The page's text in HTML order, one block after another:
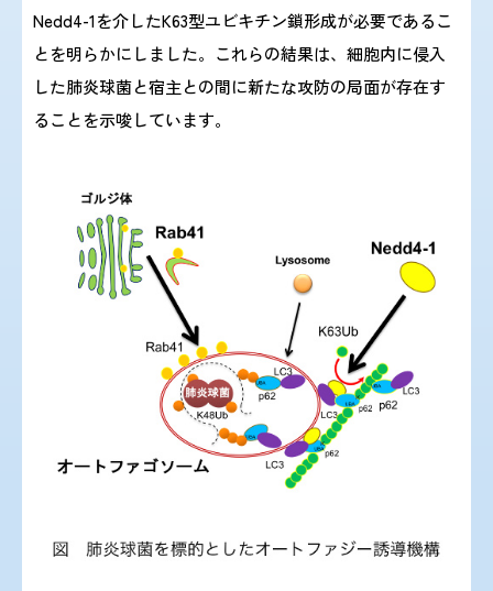
Nedd4-1を介したK63型ユビキチン鎖形成が必要であるこ
とを明らかにしました。これらの結果は、細胞内に侵入
した肺炎球菌と宿主との間に新たな攻防の局面が存在す
ることを示唆しています。